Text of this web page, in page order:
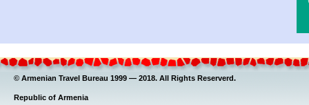
© Armenian Travel Bureau 1999 — 2018. All Rights Reserverd.
Republic of Armenia